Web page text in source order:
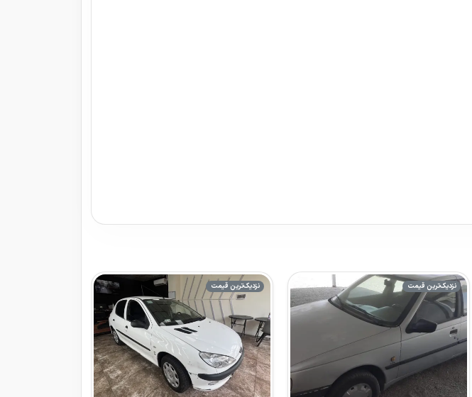
نزدیک‌ترین قیمت نزدیک‌ترین قیمت